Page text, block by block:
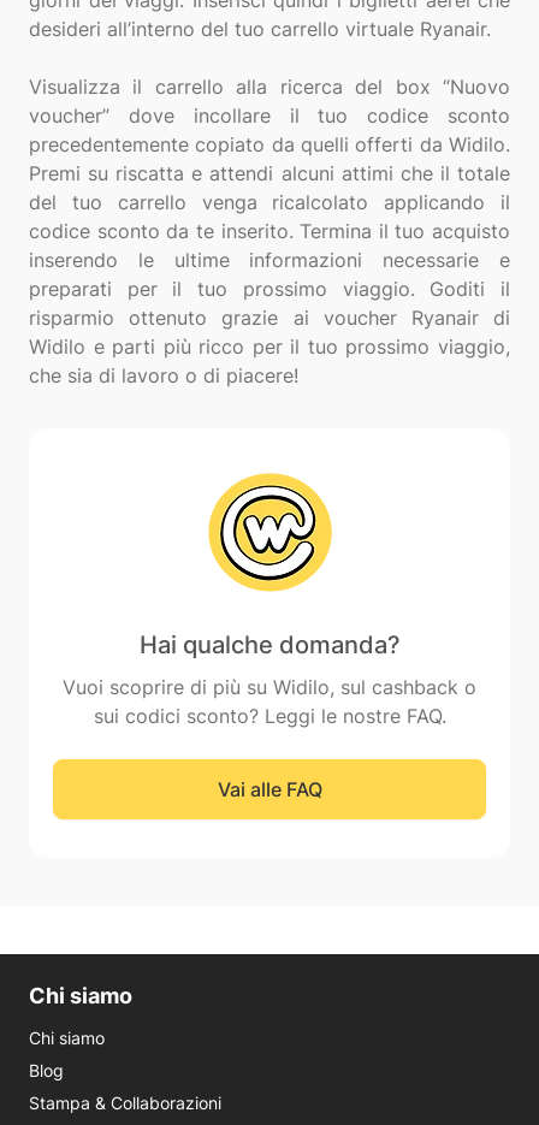
desideri all’interno del tuo carrello virtuale Ryanair.
Visualizza il carrello alla ricerca del box “Nuovo
voucher” dove incollare il tuo codice sconto
precedentemente copiato da quelli offerti da Widilo.
Premi su riscatta e attendi alcuni attimi che il totale
del tuo carrello venga ricalcolato applicando il
codice sconto da te inserito. Termina il tuo acquisto
inserendo le ultime informazioni necessarie e
preparati per il tuo prossimo viaggio. Goditi il
risparmio ottenuto grazie ai voucher Ryanair di
Widilo e parti più ricco per il tuo prossimo viaggio,
Hai qualche domanda?
Vuoi scoprire di più su Widilo, sul cashback o
sui codici sconto? Leggi le nostre FAQ.
Vai alle FAQ
Chi siamo
Chi siamo
Blog
Stampa & Collaborazioni